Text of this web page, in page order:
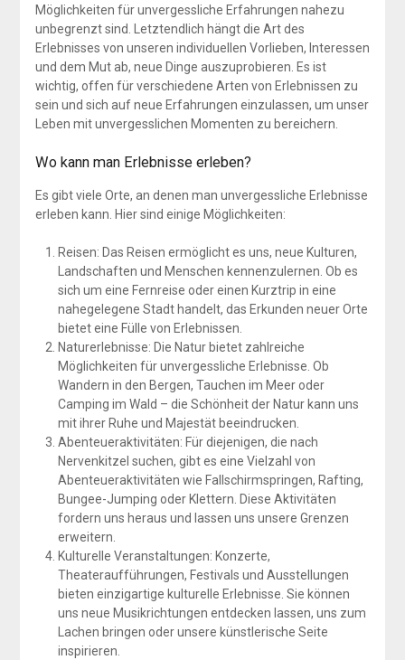
Möglichkeiten für unvergessliche Erfahrungen nahezu
unbegrenzt sind. Letztendlich hängt die Art des
Erlebnisses von unseren individuellen Vorlieben, Interessen
und dem Mut ab, neue Dinge auszuprobieren. Es ist
wichtig, offen für verschiedene Arten von Erlebnissen zu
sein und sich auf neue Erfahrungen einzulassen, um unser
Leben mit unvergesslichen Momenten zu bereichern.
Wo kann man Erlebnisse erleben?
Es gibt viele Orte, an denen man unvergessliche Erlebnisse
erleben kann. Hier sind einige Möglichkeiten:
Reisen: Das Reisen ermöglicht es uns, neue Kulturen,
Landschaften und Menschen kennenzulernen. Ob es
sich um eine Fernreise oder einen Kurztrip in eine
nahegelegene Stadt handelt, das Erkunden neuer Orte
bietet eine Fülle von Erlebnissen.
Naturerlebnisse: Die Natur bietet zahlreiche
Möglichkeiten für unvergessliche Erlebnisse. Ob
Wandern in den Bergen, Tauchen im Meer oder
Camping im Wald – die Schönheit der Natur kann uns
mit ihrer Ruhe und Majestät beeindrucken.
Abenteueraktivitäten: Für diejenigen, die nach
Nervenkitzel suchen, gibt es eine Vielzahl von
Abenteueraktivitäten wie Fallschirmspringen, Rafting,
Bungee-Jumping oder Klettern. Diese Aktivitäten
fordern uns heraus und lassen uns unsere Grenzen
erweitern.
Kulturelle Veranstaltungen: Konzerte,
Theateraufführungen, Festivals und Ausstellungen
bieten einzigartige kulturelle Erlebnisse. Sie können
uns neue Musikrichtungen entdecken lassen, uns zum
Lachen bringen oder unsere künstlerische Seite
inspirieren.